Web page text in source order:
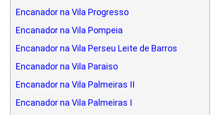
Encanador na Vila Progresso
Encanador na Vila Pompeia
Encanador na Vila Perseu Leite de Barros
Encanador na Vila Paraiso
Encanador na Vila Palmeiras II
Encanador na Vila Palmeiras I